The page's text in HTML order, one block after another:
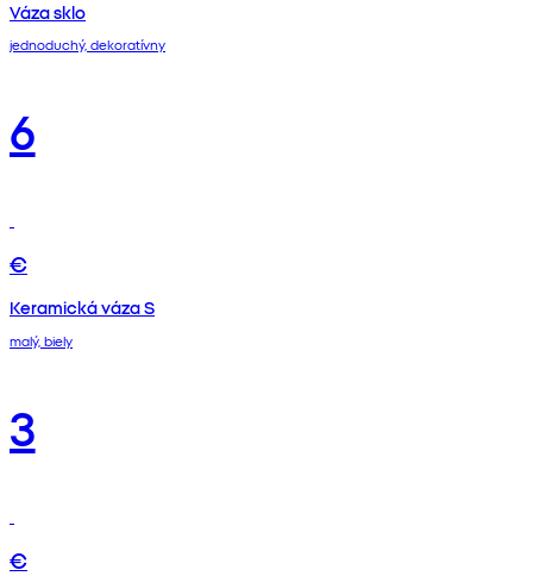
Váza sklo
jednoduchý, dekoratívny
6
€
Keramická váza S
malý, biely
3
€